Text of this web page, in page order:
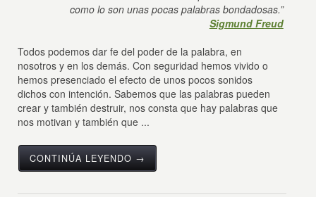
como lo son unas pocas palabras bondadosas.”
Sigmund Freud
Todos podemos dar fe del poder de la palabra, en
nosotros y en los demás. Con seguridad hemos vivido o
hemos presenciado el efecto de unos pocos sonidos
dichos con intención. Sabemos que las palabras pueden
crear y también destruir, nos consta que hay palabras que
nos motivan y también que ...
CONTINÚA LEYENDO →